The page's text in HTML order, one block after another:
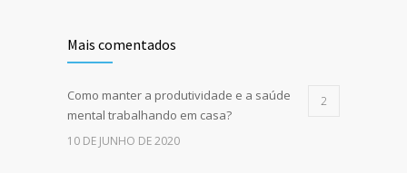
Mais comentados
Como manter a produtividade e a saúde
mental trabalhando em casa?
2
10 DE JUNHO DE 2020